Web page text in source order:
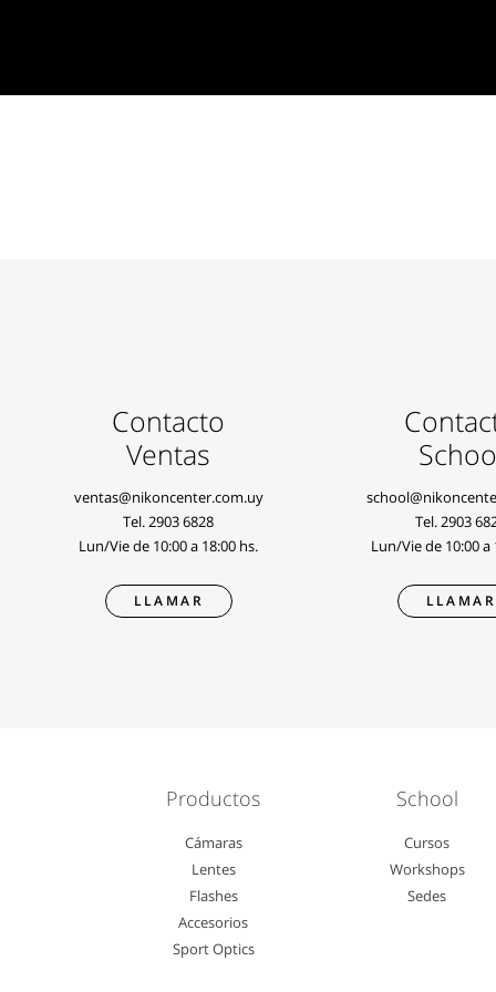
Contacto
Ventas
ventas@nikoncenter.com.uy
Tel.2903 6828
Lun/Vie de 10:00 a 18:00 hs.
LLAMAR
Tel.2903
Lun/Vie de 10:00 a
LLAMAR
Productos
Cámaras
Lentes
Flashes
Accesorios
Sport Optics
School
Cursos
Workshops
Sedes